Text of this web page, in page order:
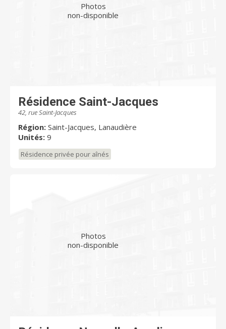
Photos
non-disponible
Résidence Saint-Jacques
42, rue Saint-Jacques
Région: Saint-Jacques, Lanaudière
Unités: 9
Résidence privée pour aînés
Photos
non-disponible